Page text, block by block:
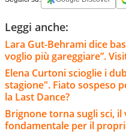
Leggi anche:
Lara Gut-Behrami dice
voglio più gareggiare”.
Elena Curtoni scioglie i
stagione". Fiato sospeso
la Last Dance?
Brignone torna sugli sci, il
fondamentale per il